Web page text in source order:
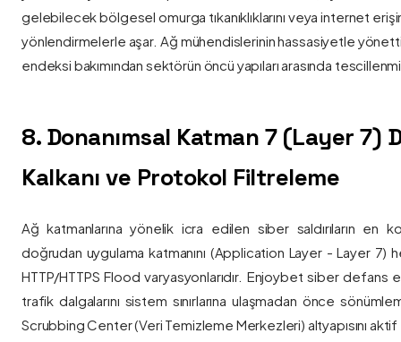
gelebilecek bölgesel omurga tıkanıklıklarını veya internet
yönlendirmelerle aşar. Ağ mühendislerinin hassasiyetle
endeksi bakımından sektörün öncü yapıları arasında
8. Donanımsal Katman 7 (Layer 7)
Kalkanı ve Protokol Filtreleme
Ağ katmanlarına yönelik icra edilen siber saldırıların en
doğrudan uygulama katmanını (Application Layer - Layer 7)
HTTP/HTTPS Flood varyasyonlarıdır. Enjoybet siber
trafik dalgalarını sistem sınırlarına ulaşmadan önce
Scrubbing Center (Veri Temizleme Merkezleri) altyapısını